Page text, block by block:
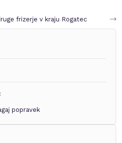
frizerje v kraju Rogatec
popravek